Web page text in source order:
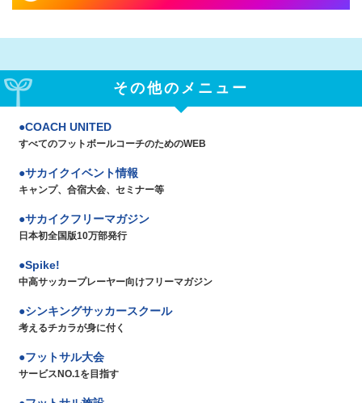
その他のメニュー
COACH UNITED
すべてのフットボールコーチのためのWEB
サカイクイベント情報
キャンプ、合宿大会、セミナー等
サカイクフリーマガジン
日本初全国版10万部発行
Spike!
中高サッカープレーヤー向けフリーマガジン
シンキングサッカースクール
考えるチカラが身に付く
フットサル大会
サービスNO.1を目指す